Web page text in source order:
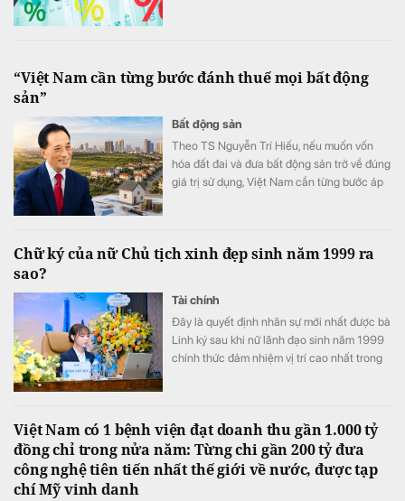
“Việt Nam cần từng bước đánh thuế mọi bất động
sản”
Bất động sản
Theo TS Nguyễn Trí Hiếu, nếu muốn vốn
hóa đất đai và đưa bất động sản trở về đúng
giá trị sử dụng, Việt Nam cần từng bước áp
Chữ ký của nữ Chủ tịch xinh đẹp sinh năm 1999 ra
sao?
Tài chính
Đây là quyết định nhân sự mới nhất được bà
Linh ký sau khi nữ lãnh đạo sinh năm 1999
chính thức đảm nhiệm vị trí cao nhất trong
Việt Nam có 1 bệnh viện đạt doanh thu gần 1.000 tỷ
đồng chỉ trong nửa năm: Từng chi gần 200 tỷ đưa
công nghệ tiên tiến nhất thế giới về nước, được tạp
chí Mỹ vinh danh